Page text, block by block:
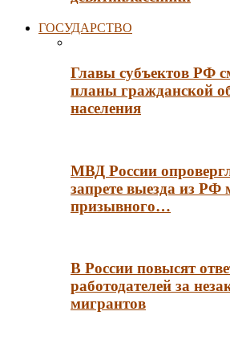
ГОСУДАРСТВО
Главы субъектов РФ
планы гражданской
населения
МВД России
запрете выезда из
призывного…
В России повысят
работодателей за
мигрантов